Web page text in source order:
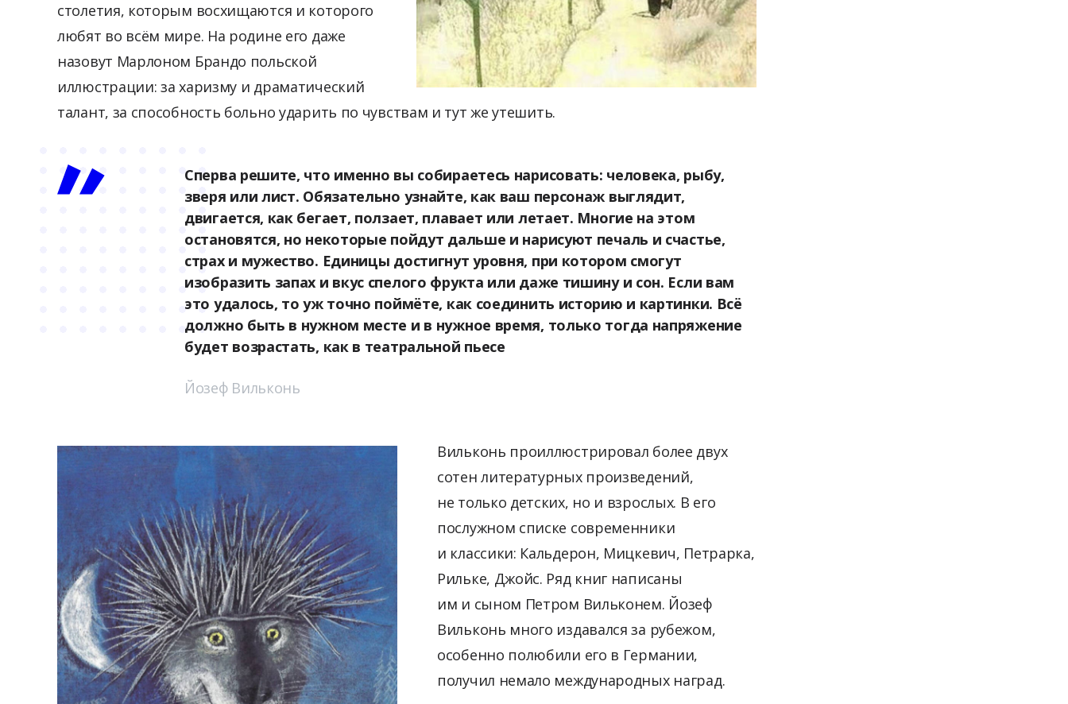
столетия, которым восхищаются и которого
любят во всём мире. На родине его даже
назовут Марлоном Брандо польской
иллюстрации: за харизму и драматический
талант, за способность больно ударить по чувствам и тут же утешить.
Сперва решите, что именно вы собираетесь нарисовать: человека, рыбу,
зверя или лист. Обязательно узнайте, как ваш персонаж выглядит,
двигается, как бегает, ползает, плавает или летает. Многие на этом
остановятся, но некоторые пойдут дальше и нарисуют печаль и счастье,
страх и мужество. Единицы достигнут уровня, при котором смогут
изобразить запах и вкус спелого фрукта или даже тишину и сон. Если вам
это удалось, то уж точно поймёте, как соединить историю и картинки. Всё
должно быть в нужном месте и в нужное время, только тогда напряжение
будет возрастать, как в театральной пьесе
Йозеф Вильконь
Вильконь проиллюстрировал более двух
сотен литературных произведений,
не только детских, но и взрослых. В его
послужном списке современники
и классики: Кальдерон, Мицкевич, Петрарка,
Рильке, Джойс. Ряд книг написаны
им и сыном Петром Вильконем. Йозеф
Вильконь много издавался за рубежом,
особенно полюбили его в Германии,
получил немало международных наград.